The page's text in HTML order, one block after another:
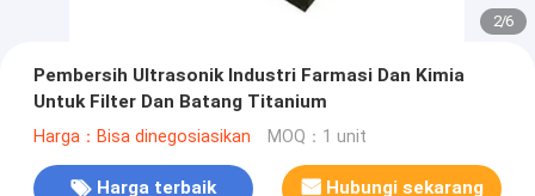
2/6
Pembersih Ultrasonik Industri Farmasi Dan Kimia
Untuk Filter Dan Batang Titanium
Harga：Bisa dinegosiasikan MOQ：1 unit
Harga terbaik Hubungi sekarang